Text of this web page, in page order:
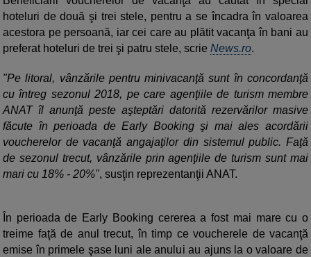
hoteluri de două şi trei stele, pentru a se încadra în valoarea
acestora pe persoană, iar cei care au plătit vacanţa în bani au
preferat hoteluri de trei şi patru stele, scrie News.ro.
"Pe litoral, vânzările pentru minivacanţă sunt în concordanţă
cu întreg sezonul 2018, pe care agenţiile de turism membre
ANAT îl anunţă peste aşteptări datorită rezervărilor masive
făcute în perioada de Early Booking şi mai ales acordării
voucherelor de vacanţă angajaţilor din sistemul public. Faţă
de sezonul trecut, vânzările prin agenţiile de turism sunt mai
mari cu 18% - 20%", susţin reprezentanţii ANAT.
În perioada de Early Booking cererea a fost mai mare cu o
treime faţă de anul trecut, în timp ce voucherele de vacanţă
emise în primele şase luni ale anului au ajuns la o valoare de